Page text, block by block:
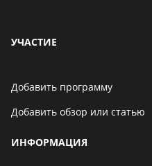
УЧАСТИЕ
Добавить программу
Добавить обзор или статью
ИНФОРМАЦИЯ